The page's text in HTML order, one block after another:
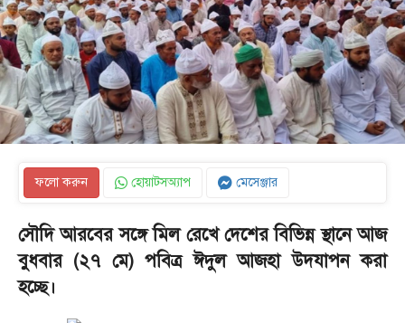
ফলো করুন হোয়াটসঅ্যাপ মেসেঞ্জার
সৌদি আরবের সঙ্গে মিল রেখে দেশের বিভিন্ন স্থানে আজ
বুধবার (২৭ মে) পবিত্র ঈদুল আজহা উদযাপন করা
হচ্ছে।